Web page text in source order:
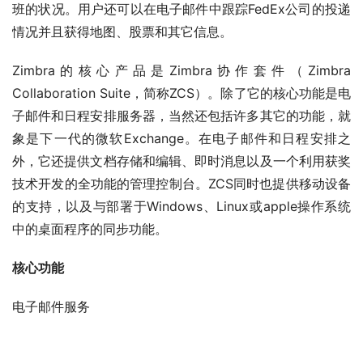
班的状况。用户还可以在电子邮件中跟踪FedEx公司的投递
情况并且获得地图、股票和其它信息。
Zimbra的核心产品是Zimbra协作套件（Zimbra
Collaboration Suite，简称ZCS）。除了它的核心功能是电
子邮件和日程安排服务器，当然还包括许多其它的功能，就
象是下一代的微软Exchange。在电子邮件和日程安排之
外，它还提供文档存储和编辑、即时消息以及一个利用获奖
技术开发的全功能的管理控制台。ZCS同时也提供移动设备
的支持，以及与部署于Windows、Linux或apple操作系统
中的桌面程序的同步功能。
核心功能
电子邮件服务